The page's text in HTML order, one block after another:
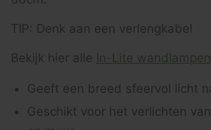
TIP: Denk aan een verlengkabel
Bekijk hier alle In-Lite wandlampen
Geeft een breed sfeervol licht
Geschikt voor het verlichten